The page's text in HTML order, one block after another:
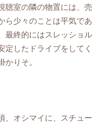
聴室の隣の物置には、売
ら少々のことは平気であ
最終的にはスレッショル
定したドライブをしてく
かりそ。
、オシマイに、スチュー